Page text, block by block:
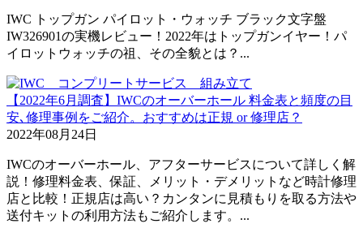
IWC トップガン パイロット・ウォッチ ブラック文字盤
IW326901の実機レビュー！2022年はトップガンイヤー！パ
イロットウォッチの祖、その全貌とは？...
【2022年6月調査】IWCのオーバーホール 料金表と頻度の目
安､修理事例をご紹介。おすすめは正規 or 修理店？
2022年08月24日
IWCのオーバーホール、アフターサービスについて詳しく解
説！修理料金表、保証、メリット・デメリットなど時計修理
店と比較！正規店は高い？カンタンに見積もりを取る方法や
送付キットの利用方法もご紹介します。...